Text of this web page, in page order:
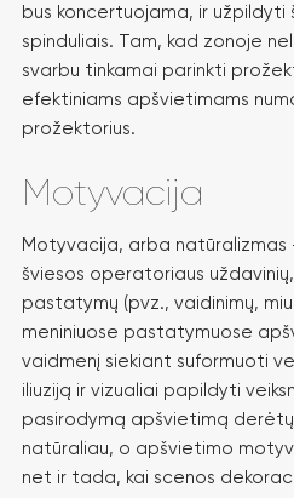
bus koncertuojama, ir užpildyti
spinduliais. Tam, kad zonoje
svarbu tinkamai parinkti
efektiniams apšvietimams
prožektorius.
Motyvacija
Motyvacija, arba natūralizmas
šviesos operatoriaus
pastatymų (pvz., vaidinimų,
meniniuose pastatymuose
vaidmenį siekiant suformuoti
iliuziją ir vizualiai papildyti
pasirodymą apšvietimą
natūraliau, o apšvietimo
net ir tada, kai scenos